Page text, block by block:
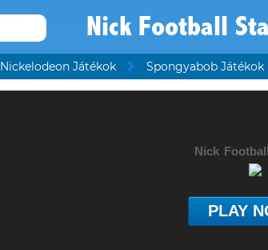
Nick Football
Nickelodeon Játékok Spongyabob Játékok